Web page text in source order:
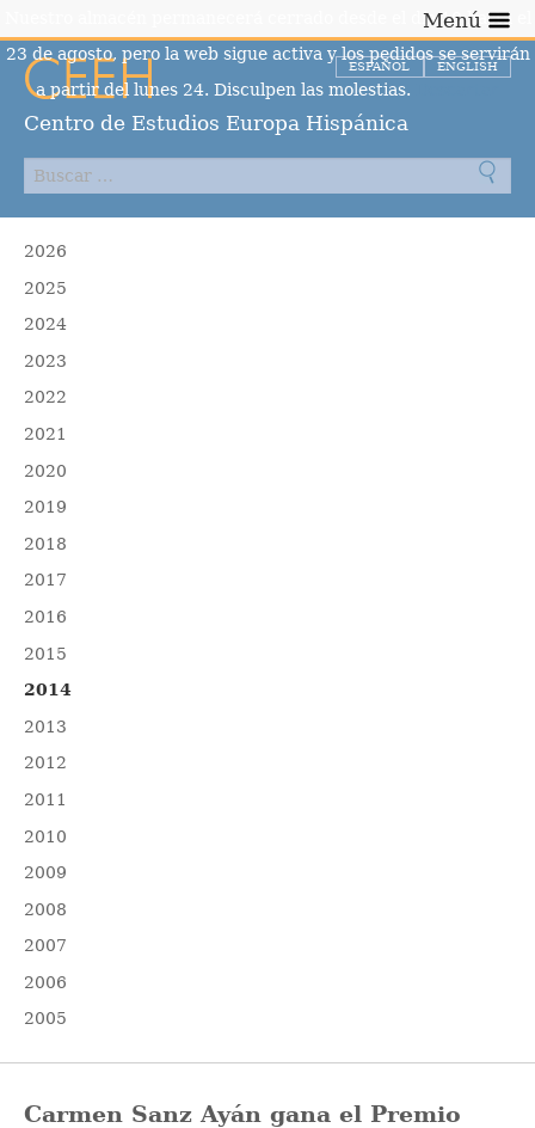
Centro de Estudios Europa Hispánica
ESPAÑOL ENGLISH
Menú
2026
2025
2024
2023
2022
2021
2020
2019
2018
2017
2016
2015
2014
2013
2012
2011
2010
2009
2008
2007
2006
2005
Carmen Sanz Ayán gana el Premio
Nuestro almacén permanecerá cerrado desde el día 10 hasta el
23 de agosto, pero la web sigue activa y los pedidos se servirán
a partir del lunes 24. Disculpen las molestias.